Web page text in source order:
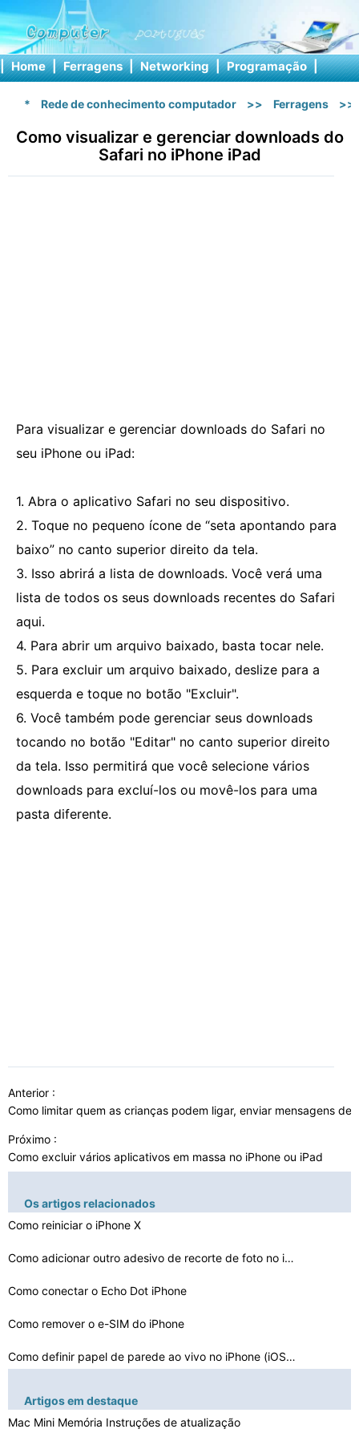
| Home | Ferragens | Networking | Programação |
* Rede de conhecimento computador >> Ferragens >>
Como visualizar e gerenciar downloads do
Safari no iPhone iPad
Para visualizar e gerenciar downloads do Safari no
seu iPhone ou iPad:
1. Abra o aplicativo Safari no seu dispositivo.
2. Toque no pequeno ícone de “seta apontando para
baixo” no canto superior direito da tela.
3. Isso abrirá a lista de downloads. Você verá uma
lista de todos os seus downloads recentes do Safari
aqui.
4. Para abrir um arquivo baixado, basta tocar nele.
5. Para excluir um arquivo baixado, deslize para a
esquerda e toque no botão "Excluir".
6. Você também pode gerenciar seus downloads
tocando no botão "Editar" no canto superior direito
da tela. Isso permitirá que você selecione vários
downloads para excluí-los ou movê-los para uma
pasta diferente.
Anterior :
Como limitar quem as crianças podem ligar, enviar mensagens
Próximo :
Como excluir vários aplicativos em massa no iPhone ou iPad
Os artigos relacionados
Como reiniciar o iPhone X
Como adicionar outro adesivo de recorte de foto no iPho…
Como conectar o Echo Dot iPhone
Como remover o e-SIM do iPhone
Como definir papel de parede ao vivo no iPhone (iOS 17 …
Artigos em destaque
Mac Mini Memória Instruções de atualização